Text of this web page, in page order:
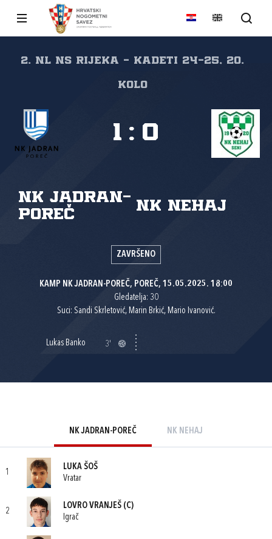
2. NL NS Rijeka - kadeti 24-25, 20.
kolo
NK Jadran-
Poreč
NK Nehaj
1 : 0
ZAVRŠENO
KAMP NK JADRAN-POREČ, POREČ, 15.05.2025. 18:00
Gledatelja: 30
Suci: Sandi Skrletović, Marin Brkić, Mario Ivanović.
Lukas Banko 3'
NK JADRAN-POREČ NK NEHAJ
1
LUKA ŠOŠ
Vratar
2
LOVRO VRANJEŠ (C)
Igrač